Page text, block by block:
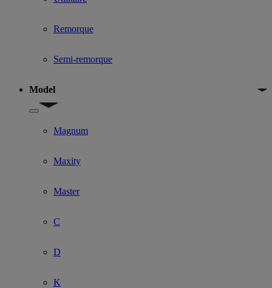
Remorque
Semi-remorque
Model
Show submenu for Model
Magnum
Maxity
Master
C
D
K